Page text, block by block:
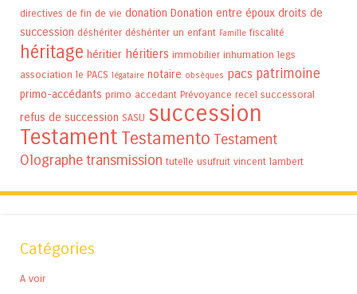
directives de fin de vie donation Donation entre époux droits de
succession déshériter déshériter un enfant Famille fiscalité
héritage héritier héritiers immobilier inhumation legs
association le PACS légataire notaire obsèques pacs patrimoine
primo-accédants primo accedant Prévoyance recel successoral
refus de succession SASU succession
Testament Testamento Testament
Olographetransmission tutelle usufruit vincent lambert
Catégories
A voir